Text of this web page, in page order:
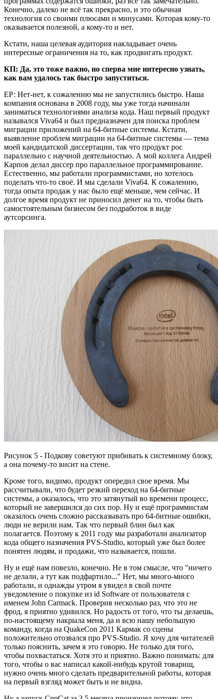
Конечно, далеко не всё так прекрасно, и это обычная
технология со своими плюсами и минусами. Которая кому-то
оказывается полезной, а кому-то и нет.
Кстати, наша целевая аудитория накладывает очень
интересные ограничения на то, как продвигать продукт.
КП: Да, это тоже важно, но сперва мне интересно узнать,
как вам удалось так быстро запуститься.
ЕР: Нет-нет, к сожалению мы не запустились быстро. Наша
компания основана в 2008 году, мы уже тогда начинали
заниматься технологиями анализа кода. Наш первый продукт
назывался Viva64 и был предназначен для поиска проблем
миграции приложений на 64-битные системы. Кстати,
выявление проблем миграции на 64-битные системы — тема
моей кандидатской диссертации, так что продукт рос
параллельно с научной деятельностью. А мой коллега Андрей
Карпов делал диссер про параллельное программирование.
Естественно, мы работали программистами, но хотелось
поделать что-то своё. И мы сделали Viva64. К сожалению,
тогда опыта продаж у нас было ещё меньше, чем сейчас. И
долгое время продукт не приносил денег на то, чтобы быть
самостоятельным бизнесом без подработок в виде
аутсорсинга.
Рисунок 5 - Подкову советуют прибивать к системному блоку,
а она почему-то висит на стене.
Кроме того, видимо, продукт опередил свое время. Мы
рассчитывали, что будет резкий переход на 64-битные
системы, а оказалось, что это затянутый во времени процесс,
который не завершился до сих пор. Ну и ещё программистам
оказалось очень сложно рассказывать про 64-битные ошибки,
люди не верили нам. Так что первый блин был как
полагается. Поэтому к 2011 году мы разработали анализатор
кода общего назначения PVS-Studio, который уже был более
понятен людям, и продажи, что называется, пошли.
Ну и ещё нам повезло, конечно. Не в том смысле, что "ничего
не делали, а тут как подфартило..." Нет, мы много-много
работали, и однажды утром я увидел в свой почте
уведомление о покупке из id Software от пользователя с
именем John Carmack. Проверив несколько раз, что это не
фрод, я приятно удивился. Но радость от того, что ты делаешь,
по-настоящему накрыла меня, да и всю нашу небольшую
команду, когда на QuakeCon 2011 Кармак со сцены
положительно отозвался про PVS-Studio. Я хочу для читателей
только пояснить, зачем я это говорю. Не только для того,
чтобы похвастаться. Хотя это и приятно. Важно понимать: для
того, чтобы о вас написал какой-нибудь крутой товарищ,
нужно очень много сделать предварительной работы, которая
на первый взгляд может быть и не видна.